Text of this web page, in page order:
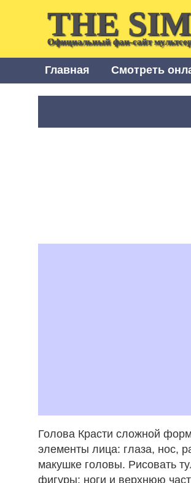
THE
Официальный фан-сайт
Главная Смотреть
Голова Красти сложной
элементы лица: глаза, нос,
макушке головы. Рисовать
фигуры: ноги и верхнюю